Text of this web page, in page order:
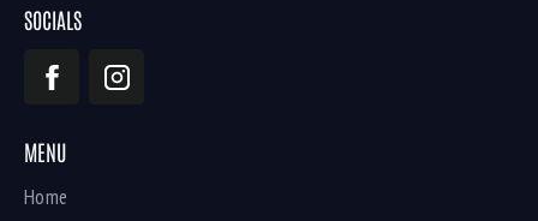
SOCIALS
MENU
Home